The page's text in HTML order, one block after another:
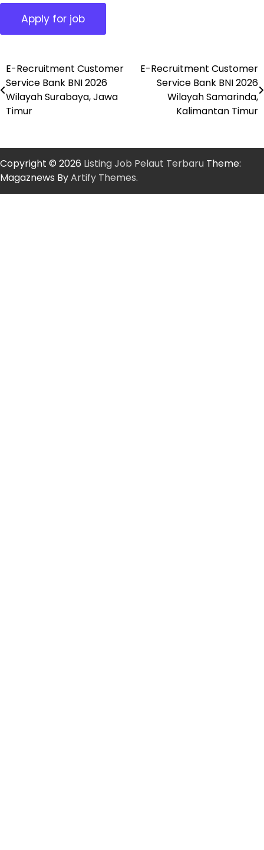
Post
navigation
E-Recruitment Customer
Service Bank BNI 2026
Wilayah Surabaya, Jawa
Timur
E-Recruitment Customer
Service Bank BNI 2026
Wilayah Samarinda,
Kalimantan Timur
Copyright © 2026 Listing Job Pelaut Terbaru Theme:
Magaznews ByArtify Themes.